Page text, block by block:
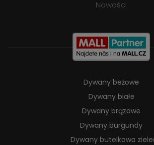
Nowości
Dywany beżowe
Dywany białe
Dywany brązowe
Dywany burgundy
Dywany butelkowa